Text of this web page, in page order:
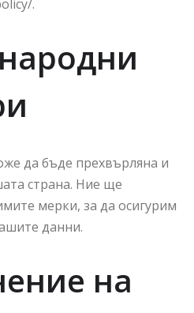
.
да бъде прехвърляна и
страна. Ние ще
мерки, за да осигурим
данни.
на